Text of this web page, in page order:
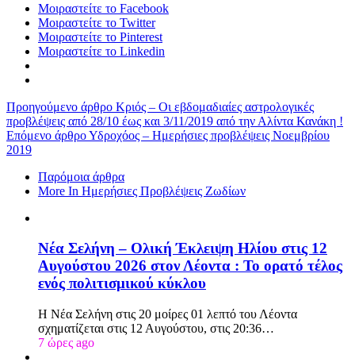
Μοιραστείτε το Facebook
Μοιραστείτε το Twitter
Μοιραστείτε το Pinterest
Μοιραστείτε το Linkedin
Προηγούμενο άρθρο Κριός – Οι εβδομαδιαίες αστρολογικές
προβλέψεις από 28/10 έως και 3/11/2019 από την Αλίντα Κανάκη !
Επόμενο άρθροΥδροχόος – Ημερήσιες προβλέψεις Νοεμβρίου
2019
Παρόμοια άρθρα
More In Ημερήσιες Προβλέψεις Ζωδίων
Νέα Σελήνη – Ολική Έκλειψη Ηλίου στις 12
Αυγούστου 2026 στον Λέοντα : Το ορατό τέλος
ενός πολιτισμικού κύκλου
Η Νέα Σελήνη στις 20 μοίρες 01 λεπτό του Λέοντα
σχηματίζεται στις 12 Αυγούστου, στις 20:36…
7 ώρες ago